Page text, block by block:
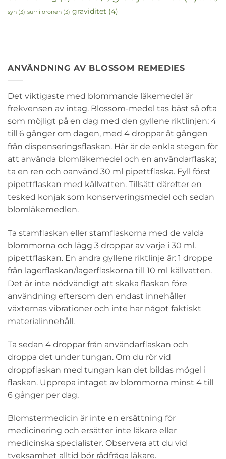
syn (3) surr i öronen (3) graviditet (4)
ANVÄNDNING AV BLOSSOM REMEDIES
Det viktigaste med blommande läkemedel är
frekvensen av intag. Blossom-medel tas bäst så ofta
som möjligt på en dag med den gyllene riktlinjen; 4
till 6 gånger om dagen, med 4 droppar åt gången
från dispenseringsflaskan. Här är de enkla stegen för
att använda blomläkemedel och en användarflaska;
ta en ren och oanvänd 30 ml pipettflaska. Fyll först
pipettflaskan med källvatten. Tillsätt därefter en
tesked konjak som konserveringsmedel och sedan
blomläkemedlen.
Ta stamflaskan eller stamflaskorna med de valda
blommorna och lägg 3 droppar av varje i 30 ml.
pipettflaskan. En andra gyllene riktlinje är: 1 droppe
från lagerflaskan/lagerflaskorna till 10 ml källvatten.
Det är inte nödvändigt att skaka flaskan före
användning eftersom den endast innehåller
växternas vibrationer och inte har något faktiskt
materialinnehåll.
Ta sedan 4 droppar från användarflaskan och
droppa det under tungan. Om du rör vid
droppflaskan med tungan kan det bildas mögel i
flaskan. Upprepa intaget av blommorna minst 4 till
6 gånger per dag.
Blomstermedicin är inte en ersättning för
medicinering och ersätter inte läkare eller
medicinska specialister. Observera att du vid
tveksamhet alltid bör rådfråga läkare.